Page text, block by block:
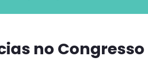
no Congresso